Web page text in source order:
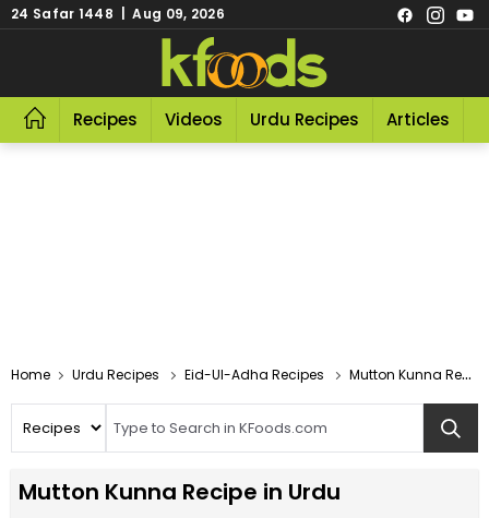
24 Safar 1448 | Aug 09, 2026
Recipes Videos Urdu Recipes Articles
Home Urdu Recipes Eid-Ul-Adha Recipes Mutton Kunna Recipe In Urdu
Mutton Kunna Recipe in Urdu